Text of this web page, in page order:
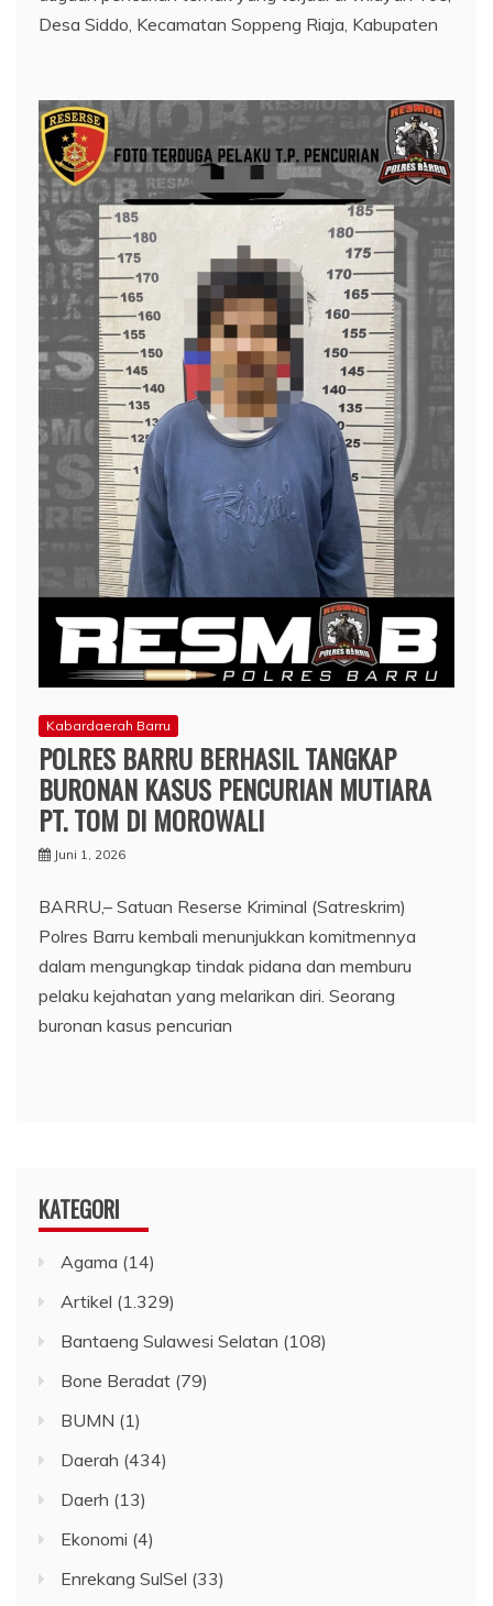
Desa Siddo, Kecamatan Soppeng Riaja, Kabupaten
Kabardaerah Barru
POLRES BARRU BERHASIL TANGKAP
BURONAN KASUS PENCURIAN MUTIARA
PT. TOM DI MOROWALI
Juni 1, 2026
BARRU,– Satuan Reserse Kriminal (Satreskrim)
Polres Barru kembali menunjukkan komitmennya
dalam mengungkap tindak pidana dan memburu
pelaku kejahatan yang melarikan diri. Seorang
buronan kasus pencurian
KATEGORI
Agama (14)
Artikel (1.329)
Bantaeng Sulawesi Selatan (108)
Bone Beradat (79)
BUMN (1)
Daerah (434)
Daerh (13)
Ekonomi (4)
Enrekang SulSel (33)